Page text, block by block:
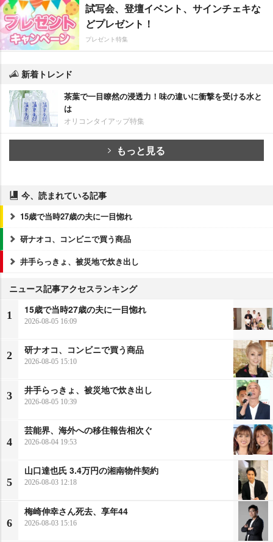
試写会、登壇イベント、サインチェキな
どプレゼント！
プレゼント特集
新着トレンド
茶葉で一目瞭然の浸透力！味の違いに衝撃を受ける水と
は
オリコンタイアップ特集
もっと見る
今、読まれている記事
15歳で当時27歳の夫に一目惚れ
研ナオコ、コンビニで買う商品
井手らっきょ、被災地で炊き出し
ニュース記事アクセスランキング
1
15歳で当時27歳の夫に一目惚れ
2026-08-05 16:09
2
研ナオコ、コンビニで買う商品
2026-08-05 15:10
3
井手らっきょ、被災地で炊き出し
2026-08-05 10:39
4
芸能界、海外への移住報告相次ぐ
2026-08-04 19:53
5
山口達也氏 3.4万円の湘南物件契約
2026-08-03 12:18
6
梅崎伸幸さん死去、享年44
2026-08-03 15:16